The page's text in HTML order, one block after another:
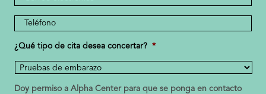
de
correo
electrónico
Número
de
teléfono
*
¿Qué tipo de cita desea concertar? *
Doy permiso a Alpha Center para que se ponga en contacto